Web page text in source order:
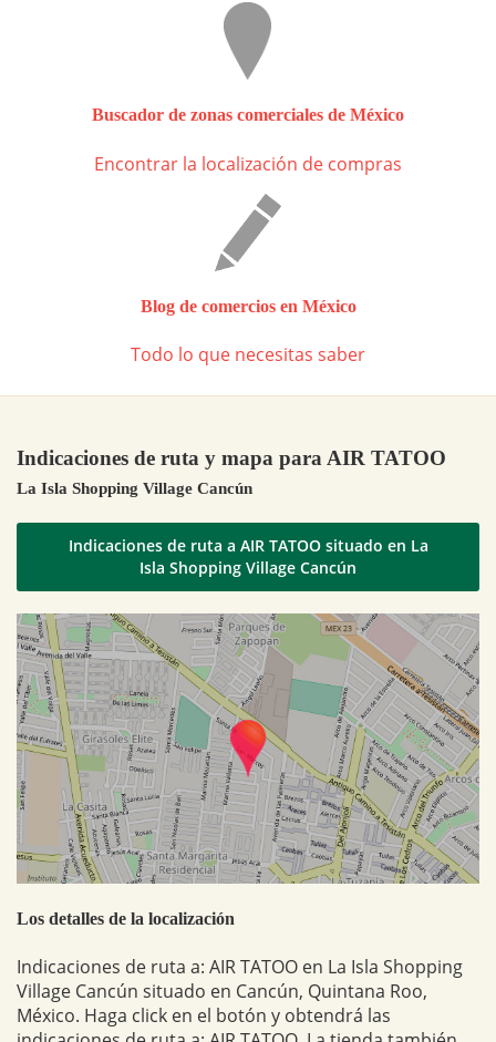
Buscador de zonas comerciales de México
Encontrar la localización de compras
Blog de comercios en México
Todo lo que necesitas saber
Indicaciones de ruta y mapa para AIR TATOO
La Isla Shopping Village Cancún
Indicaciones de ruta a AIR TATOO situado en La
Isla Shopping Village Cancún
Los detalles de la localización
Indicaciones de ruta a: AIR TATOO en La Isla Shopping
Village Cancún situado en Cancún, Quintana Roo,
México. Haga click en el botón y obtendrá las